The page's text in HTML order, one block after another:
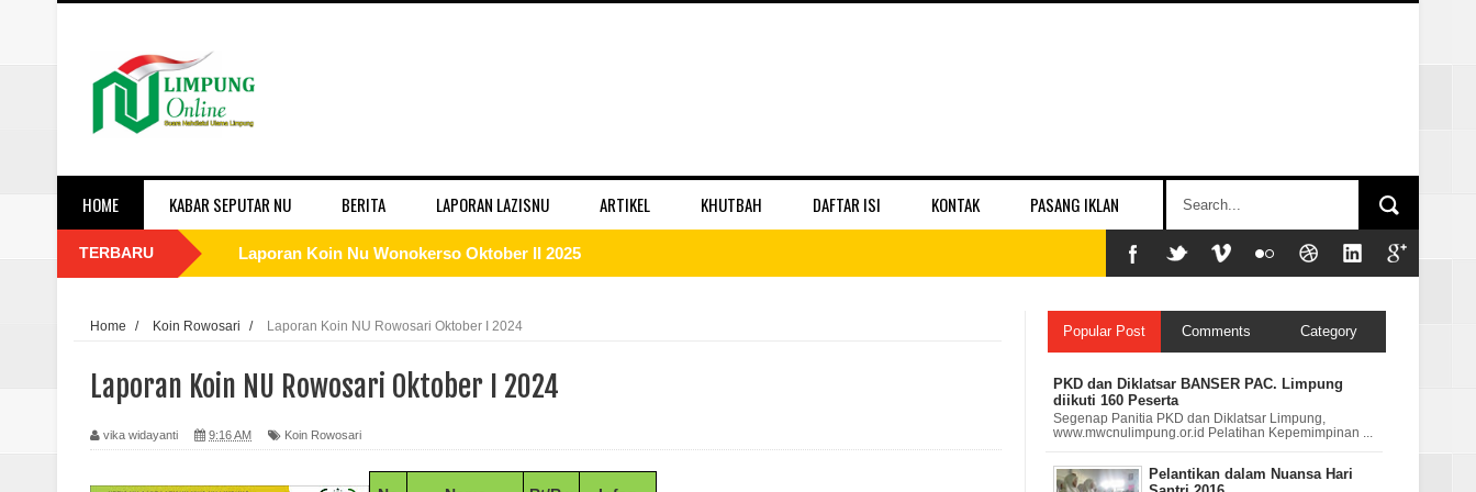
HOME KABAR SEPUTAR NU BERITA LAPORAN LAZISNU ARTIKEL KHUTBAH DAFTAR ISI KONTAK PASANG IKLAN
TERBARU Laporan Koin Nu Wonokerso Oktober II 2025
Laporan Koin Nu Sidomulyo Oktober II 2025
Laporan Koin Nu Sempu Oktober II 2025
Home / Koin Rowosari / Laporan Koin NU Rowosari Oktober I 2024
Laporan Koin NU Rowosari Oktober I 2024
vika widayanti 9:16 AM Koin Rowosari
Popular Post Comments Category
PKD dan Diklatsar BANSER PAC. Limpung
diikuti 160 Peserta
Segenap Panitia PKD dan Diklatsar Limpung,
www.mwcnulimpung.or.id Pelatihan Kepemimpinan ...
Pelantikan dalam Nuansa Hari